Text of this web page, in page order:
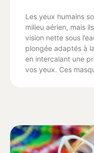
Les yeux humains
milieu aérien, mais
vision nette sous
plongée adaptés à
en intercalant une
vos yeux. Ces